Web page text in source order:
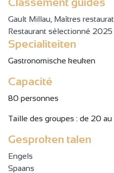
Gault Millau, Maîtres
Restaurant sélectionné 2025
Specialiteiten
Gastronomische keuken
Capacité
80 personnes
Taille des groupes : de 20
Gesproken talen
Engels
Spaans